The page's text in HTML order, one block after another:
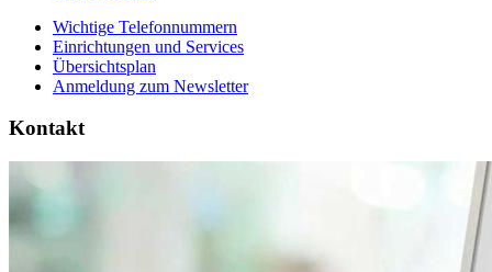
Wichtige Telefonnummern
Einrichtungen und Services
Übersichtsplan
Anmeldung zum Newsletter
Kontakt